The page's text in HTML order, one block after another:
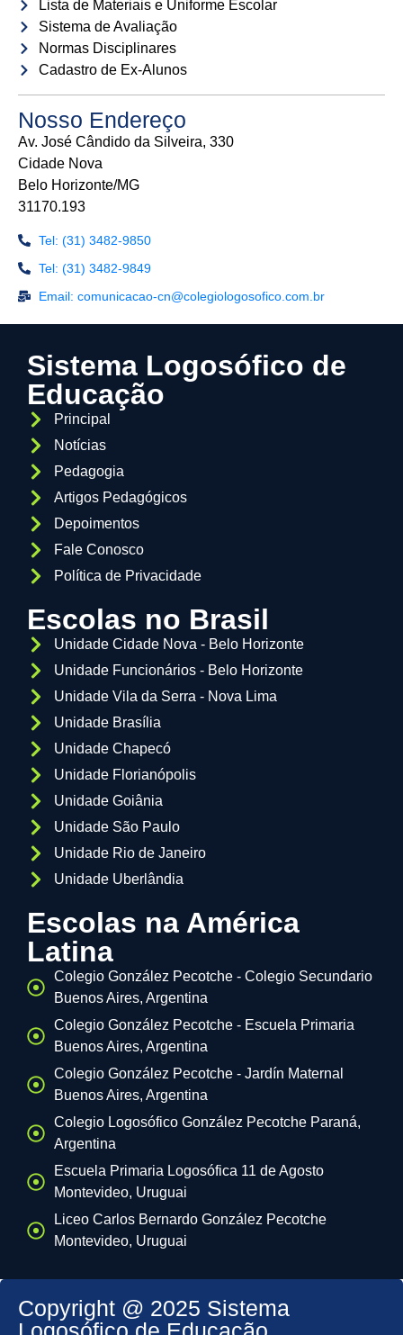
Lista de Materiais e Uniforme Escolar
Sistema de Avaliação
Normas Disciplinares
Cadastro de Ex-Alunos
Nosso Endereço
Av. José Cândido da Silveira, 330
Cidade Nova
Belo Horizonte/MG
31170.193
Tel: (31) 3482-9850
Tel: (31) 3482-9849
Email: comunicacao-cn@colegiologosofico.com.br
Sistema Logosófico de
Educação
Principal
Notícias
Pedagogia
Artigos Pedagógicos
Depoimentos
Fale Conosco
Política de Privacidade
Escolas no Brasil
Unidade Cidade Nova - Belo Horizonte
Unidade Funcionários - Belo Horizonte
Unidade Vila da Serra - Nova Lima
Unidade Brasília
Unidade Chapecó
Unidade Florianópolis
Unidade Goiânia
Unidade São Paulo
Unidade Rio de Janeiro
Unidade Uberlândia
Escolas na América
Latina
Colegio González Pecotche - Colegio Secundario
Buenos Aires, Argentina
Colegio González Pecotche - Escuela Primaria
Buenos Aires, Argentina
Colegio González Pecotche - Jardín Maternal
Buenos Aires, Argentina
Colegio Logosófico González Pecotche Paraná,
Argentina
Escuela Primaria Logosófica 11 de Agosto
Montevideo, Uruguai
Liceo Carlos Bernardo González Pecotche
Montevideo, Uruguai
Copyright @ 2025 Sistema